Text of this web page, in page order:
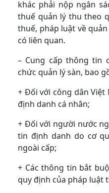
khác phải nộp ngân
thuế quản lý thu theo
thuế, pháp luật về
có liên quan.
– Cung cấp thông tin
chức quản lý sàn, bao
+ Đối với công dân Việt
định danh cá nhân;
+ Đối với người nước
tin định danh do cơ
ngoài cấp;
+ Các thông tin bắt
quy định của pháp luật